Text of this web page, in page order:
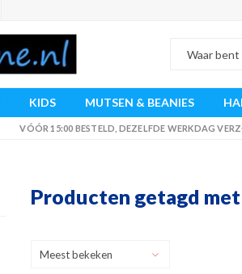
KIDS MUTSEN & BEANIES
VÓÓR 15:00 BESTELD, DEZELFDE WERKDAG
Producten getagd
Meest bekeken